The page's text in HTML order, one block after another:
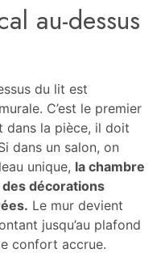
au-dessus
du lit est
C’est le premier
dans la pièce, il doit
dans un salon, on
unique, la chambre
décorations
Le mur devient
jusqu’au plafond
confort accrue.